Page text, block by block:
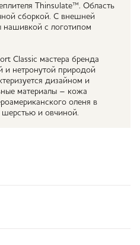
Thinsulate™. Область
сборкой. С внешней
нашивкой с логотипом
Classic мастера бренда
и нетронутой природой
дизайном и
материалы – кожа
оленя в
и овчиной.